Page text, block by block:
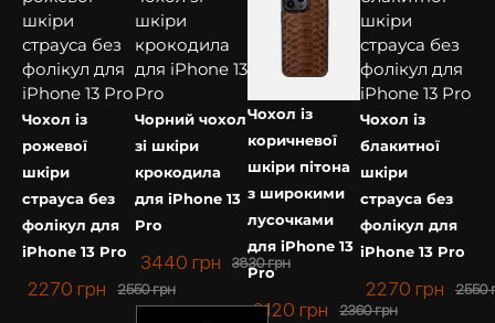
Чохол із
рожевої
шкіри
страуса без
фолікул для
iPhone 13 Pro
2550грн
2270 грн
Чорний чохол
зі шкіри
крокодила
для iPhone 13
Pro
3830грн
3440 грн
Чохол із
коричневої
шкіри пітона
з широкими
лусочками
для iPhone 13
Pro
2360грн
2120 грн
Чохол із
блакитної
шкіри
страуса без
фолікул для
iPhone 13 Pro
2550
2270 грн